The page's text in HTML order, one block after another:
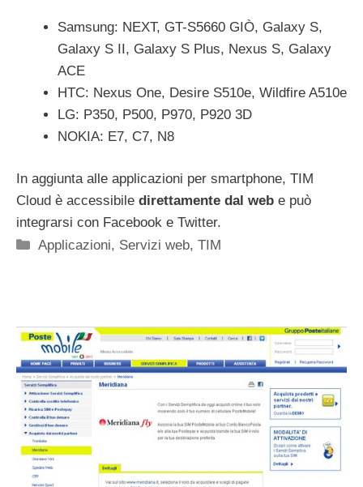
Samsung: NEXT, GT-S5660 GIÒ, Galaxy S,
Galaxy S II, Galaxy S Plus, Nexus S, Galaxy
ACE
HTC: Nexus One, Desire S510e, Wildfire A510e
LG: P350, P500, P970, P920 3D
NOKIA: E7, C7, N8
In aggiunta alle applicazioni per smartphone, TIM
Cloud è accessibile direttamente dal web e può
integrarsi con Facebook e Twitter.
Categorie
Applicazioni, Servizi web,TIM